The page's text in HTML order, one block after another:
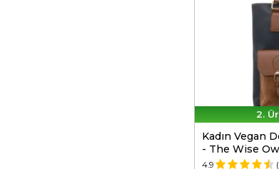
2.
Kadın Vegan
- The Wise
4.9